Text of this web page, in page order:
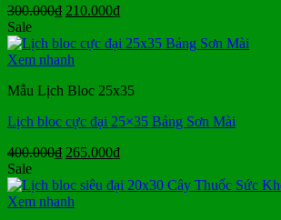
300.000₫ Giá
là:
300.000₫.
210.000₫Giá
tại
Sale
Xem nhanh
Mẫu Lịch Bloc 25x35
Lịch bloc cực đại 25×35 Bảng Sơn Mài
400.000₫ Giá
là:
400.000₫.
265.000₫Giá
tại
Sale
Xem nhanh